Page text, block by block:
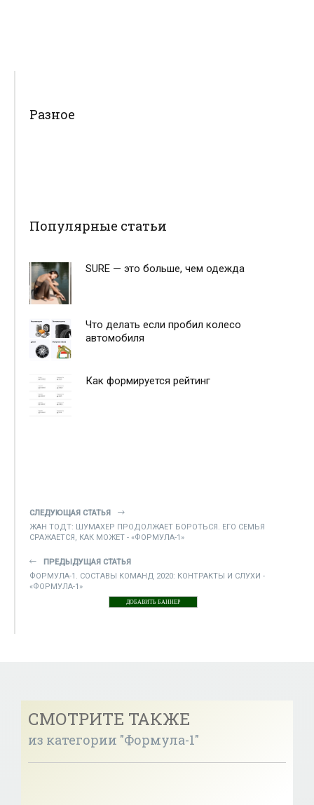
Разное
Популярные статьи
SURE — это больше, чем одежда
Что делать если пробил колесо
автомобиля
Как формируется рейтинг
СЛЕДУЮЩАЯ СТАТЬЯ
ЖАН ТОДТ: ШУМАХЕР ПРОДОЛЖАЕТ БОРОТЬСЯ. ЕГО СЕМЬЯ
СРАЖАЕТСЯ, КАК МОЖЕТ - «ФОРМУЛА-1»
ПРЕДЫДУЩАЯ СТАТЬЯ
ФОРМУЛА-1. СОСТАВЫ КОМАНД 2020: КОНТРАКТЫ И СЛУХИ -
«ФОРМУЛА-1»
ДОБАВИТЬ БАННЕР
СМОТРИТЕ ТАКЖЕ
из категории "Формула-1"